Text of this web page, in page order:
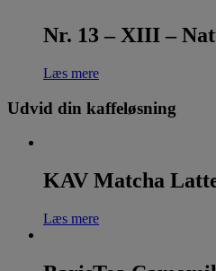
Nr. 13 – XIII –
Læs mere
Udvid din kaffeløsning
KAV Matcha
Læs mere